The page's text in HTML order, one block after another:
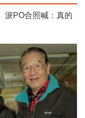
PO合照喊：真的